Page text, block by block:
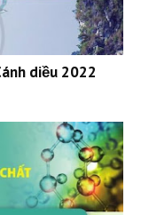
diều 2022